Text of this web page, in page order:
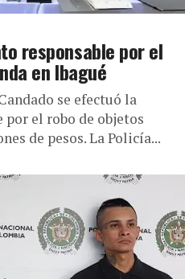
responsable por el
en Ibagué
se efectuó la
por el robo de objetos
de pesos. La Policía...